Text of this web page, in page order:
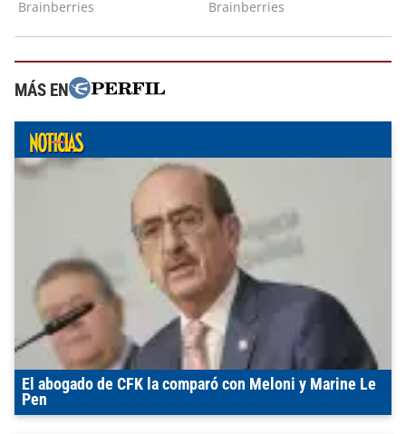
MÁS EN
El abogado de CFK la comparó con Meloni y Marine Le
Pen